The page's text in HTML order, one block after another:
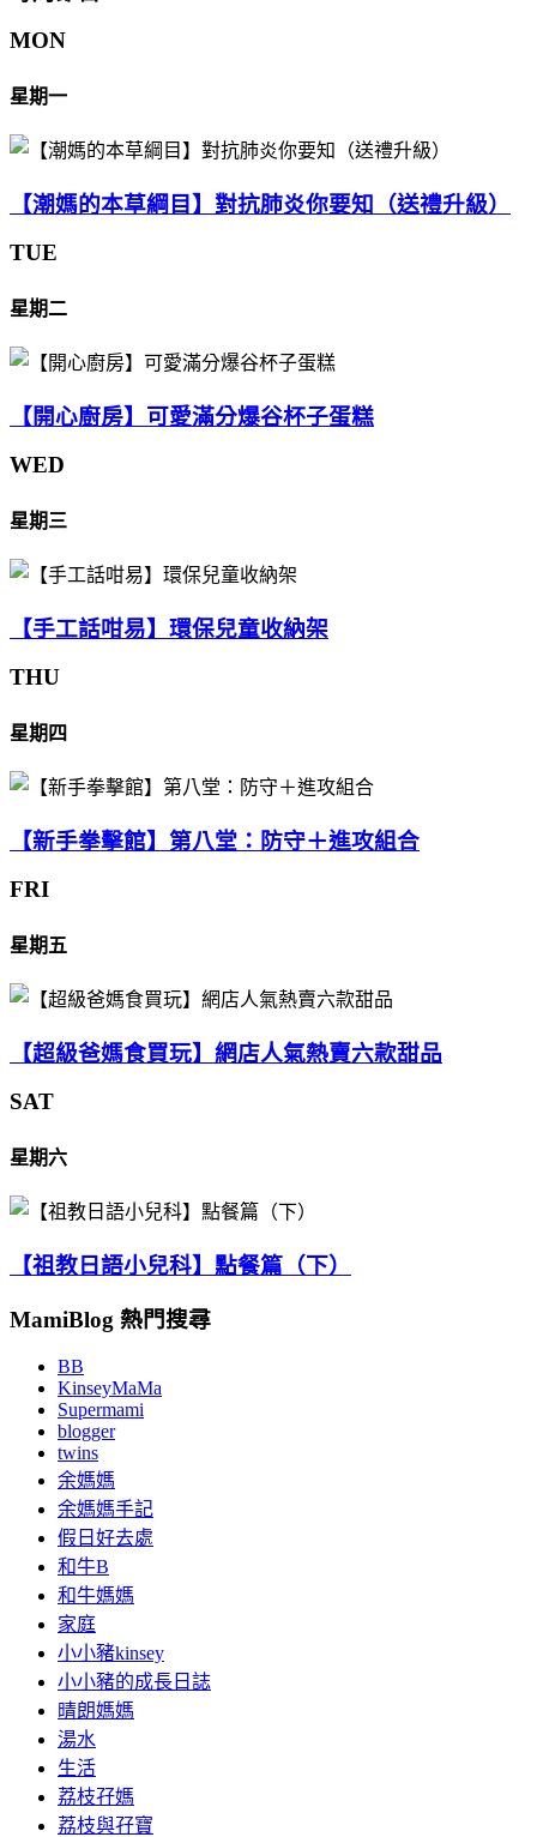
MON
星期一
【潮媽的本草綱目】對抗肺炎你要知（送禮升級）
TUE
星期二
【開心廚房】可愛滿分爆谷杯子蛋糕
WED
星期三
【手工話咁易】環保兒童收納架
THU
星期四
【新手拳擊館】第八堂：防守＋進攻組合
FRI
星期五
【超級爸媽食買玩】網店人氣熱賣六款甜品
SAT
星期六
【祖教日語小兒科】點餐篇（下）
MamiBlog 熱門搜尋
BB
KinseyMaMa
Supermami
blogger
twins
余媽媽
余媽媽手記
假日好去處
和牛B
和牛媽媽
家庭
小小豬kinsey
小小豬的成長日誌
晴朗媽媽
湯水
生活
荔枝孖媽
荔枝與孖寶